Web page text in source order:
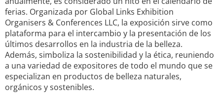
ferias. Organizada por Global Links Exhibition
Organisers & Conferences LLC, la exposición sirve como
plataforma para el intercambio y la presentación de los
últimos desarrollos en la industria de la belleza.
Además, simboliza la sostenibilidad y la ética, reuniendo
a una variedad de expositores de todo el mundo que se
especializan en productos de belleza naturales,
orgánicos y sostenibles.